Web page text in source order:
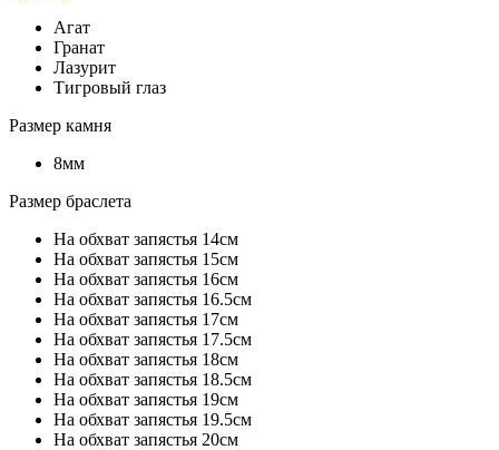
Агат
Гранат
Лазурит
Тигровый глаз
Размер камня
8мм
Размер браслета
На обхват запястья 14см
На обхват запястья 15см
На обхват запястья 16см
На обхват запястья 16.5см
На обхват запястья 17см
На обхват запястья 17.5см
На обхват запястья 18см
На обхват запястья 18.5см
На обхват запястья 19см
На обхват запястья 19.5см
На обхват запястья 20см